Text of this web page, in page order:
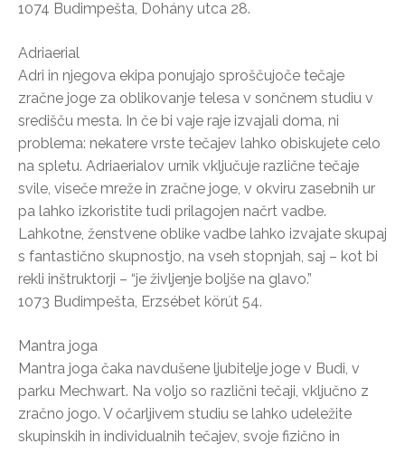
1074 Budimpešta, Dohány utca 28.
Adriaerial
Adri in njegova ekipa ponujajo sproščujoče tečaje
zračne joge za oblikovanje telesa v sončnem studiu v
središču mesta. In če bi vaje raje izvajali doma, ni
problema: nekatere vrste tečajev lahko obiskujete celo
na spletu. Adriaerialov urnik vključuje različne tečaje
svile, viseče mreže in zračne joge, v okviru zasebnih ur
pa lahko izkoristite tudi prilagojen načrt vadbe.
Lahkotne, ženstvene oblike vadbe lahko izvajate skupaj
s fantastično skupnostjo, na vseh stopnjah, saj – kot bi
rekli inštruktorji – “je življenje boljše na glavo.”
1073 Budimpešta, Erzsébet körút 54.
Mantra joga
Mantra joga čaka navdušene ljubitelje joge v Budi, v
parku Mechwart. Na voljo so različni tečaji, vključno z
zračno jogo. V očarljivem studiu se lahko udeležite
skupinskih in individualnih tečajev, svoje fizično in